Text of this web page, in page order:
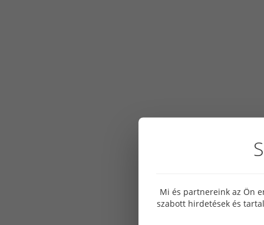
Mi és partnereink az Ön
szabott hirdetések és